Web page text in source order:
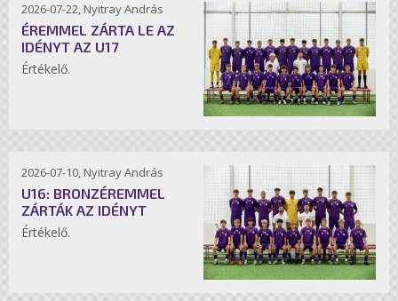
2026-07-22, Nyitray András
ÉREMMEL ZÁRTA LE AZ
IDÉNYT AZ U17
Értékelő.
2026-07-10, Nyitray András
U16: BRONZÉREMMEL
ZÁRTÁK AZ IDÉNYT
Értékelő.